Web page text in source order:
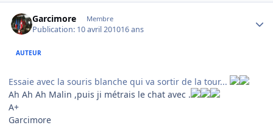
Garcimore Membre
Publication: 10 avril 201016 ans
AUTEUR
Essaie avec la souris blanche qui va sortir de la tour...
Ah Ah Ah Malin ,puis ji métrais le chat avec .
A+
Garcimore